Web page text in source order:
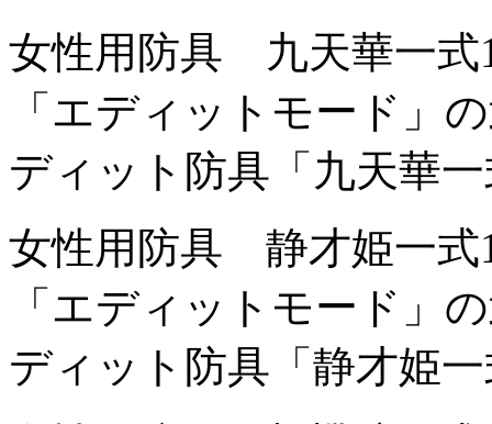
女性用防具 九天華一式
「エディットモード」
ディット防具「九天華
女性用防具 静才姫一式
「エディットモード」
ディット防具「静才姫